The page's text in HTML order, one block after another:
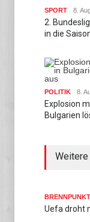
SPORT 8.
2.
in die
POLITIK 8.
Explosion
Bulgarien
Uefa droht